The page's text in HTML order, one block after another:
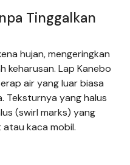
Tinggalkan
hujan, mengeringkan
keharusan. Lap Kanebo
air yang luar biasa
Teksturnya yang halus
(swirl marks) yang
kaca mobil.